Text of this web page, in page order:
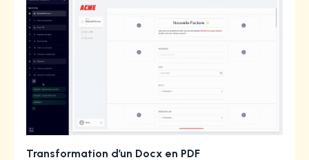
Transformation d’un Docx en PDF